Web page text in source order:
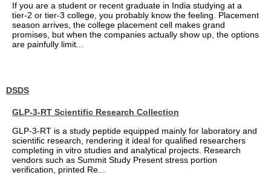
If you are a student or recent graduate in India studying at a
tier-2 or tier-3 college, you probably know the feeling. Placement
season arrives, the college placement cell makes grand
promises, but when the companies actually show up, the options
are painfully limit...
DSDS
GLP-3-RT Scientific Research Collection
GLP-3-RT is a study peptide equipped mainly for laboratory and
scientific research, rendering it ideal for qualified researchers
completing in vitro studies and analytical projects. Research
vendors such as Summit Study Present stress portion
verification, printed Re...